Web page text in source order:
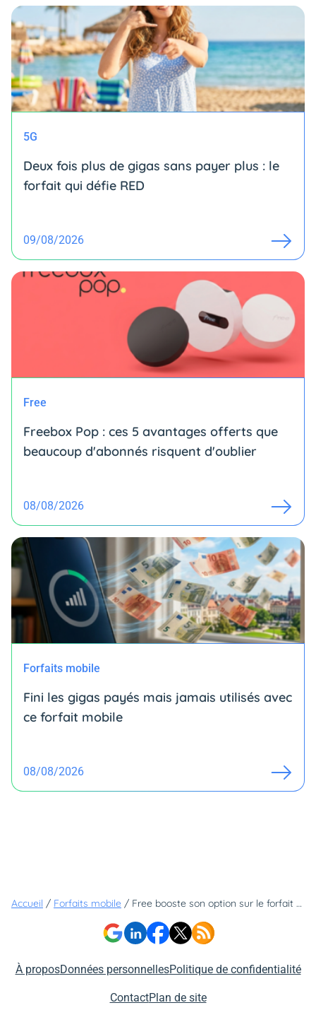
5G
Deux fois plus de gigas sans payer plus : le
forfait qui défie RED
09/08/2026
Free
Freebox Pop : ces 5 avantages offerts que
beaucoup d'abonnés risquent d'oublier
08/08/2026
Forfaits mobile
Fini les gigas payés mais jamais utilisés avec
ce forfait mobile
08/08/2026
Accueil / Forfaits mobile / Free booste son option sur le forfait 2€ et pousse ses concurrents à faire un effort sur leurs abonnements
À proposDonnées personnellesPolitique de confidentialité
ContactPlan de site